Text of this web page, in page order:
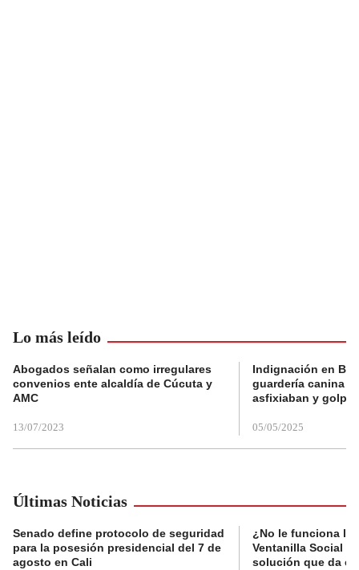
Lo más leído
Abogados señalan como irregulares
convenios ente alcaldía de Cúcuta y
AMC
13/07/2023
Indignación en
guardería canina
asfixiaban y
05/05/2025
Últimas Noticias
Senado define protocolo de seguridad
para la posesión presidencial del 7 de
agosto en Cali
¿No le funciona la
Ventanilla Social
solución que da el